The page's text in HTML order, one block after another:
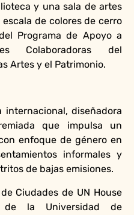
y una sala de artes
de colores de cerro
Programa de Apoyo a
Colaboradoras del
Artes y el Patrimonio.
diseñadora
que impulsa un
enfoque de género en
informales y
de bajas emisiones.
Ciudades de UN House
de la Universidad de